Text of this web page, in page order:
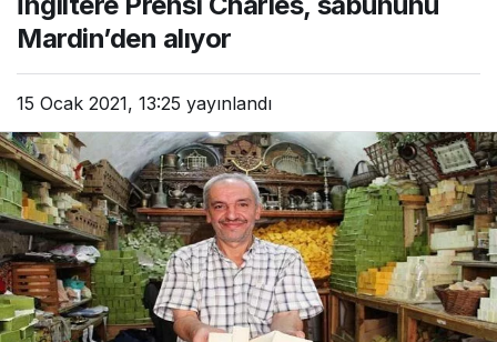
Mardin’den alıyor
15 Ocak 2021, 13:25 yayınlandı